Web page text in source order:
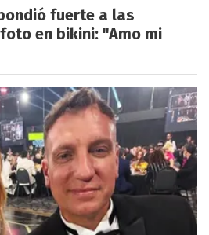
fuerte a las
en bikini: "Amo mi